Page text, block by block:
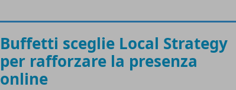
Buffetti sceglie Local Strategy
per rafforzare la presenza
online